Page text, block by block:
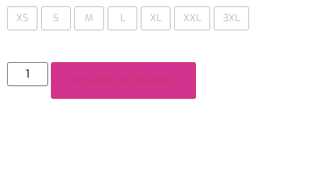
XS S M L XL XXL 3XL
Ajouter Au Panier